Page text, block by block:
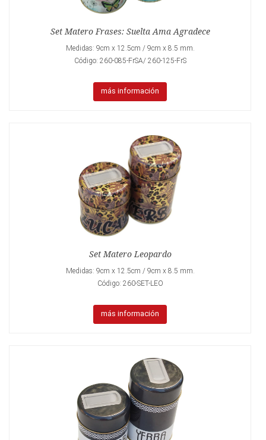
Set Matero Frases: Suelta Ama Agradece
Medidas: 9cm x 12.5cm / 9cm x 8.5 mm.
Código: 260-085-FrSA/ 260-125-FrS
más información
Set Matero Leopardo
Medidas: 9cm x 12.5cm / 9cm x 8.5 mm.
Código: 260-SET-LEO
más información